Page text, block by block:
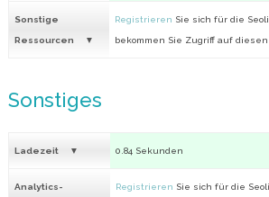
Sonstige
Ressourcen
Registrieren Sie sich für die
bekommen Sie Zugriff auf diesen
Sonstiges
Ladezeit 0.84 Sekunden
Analytics- Registrieren Sie sich für die